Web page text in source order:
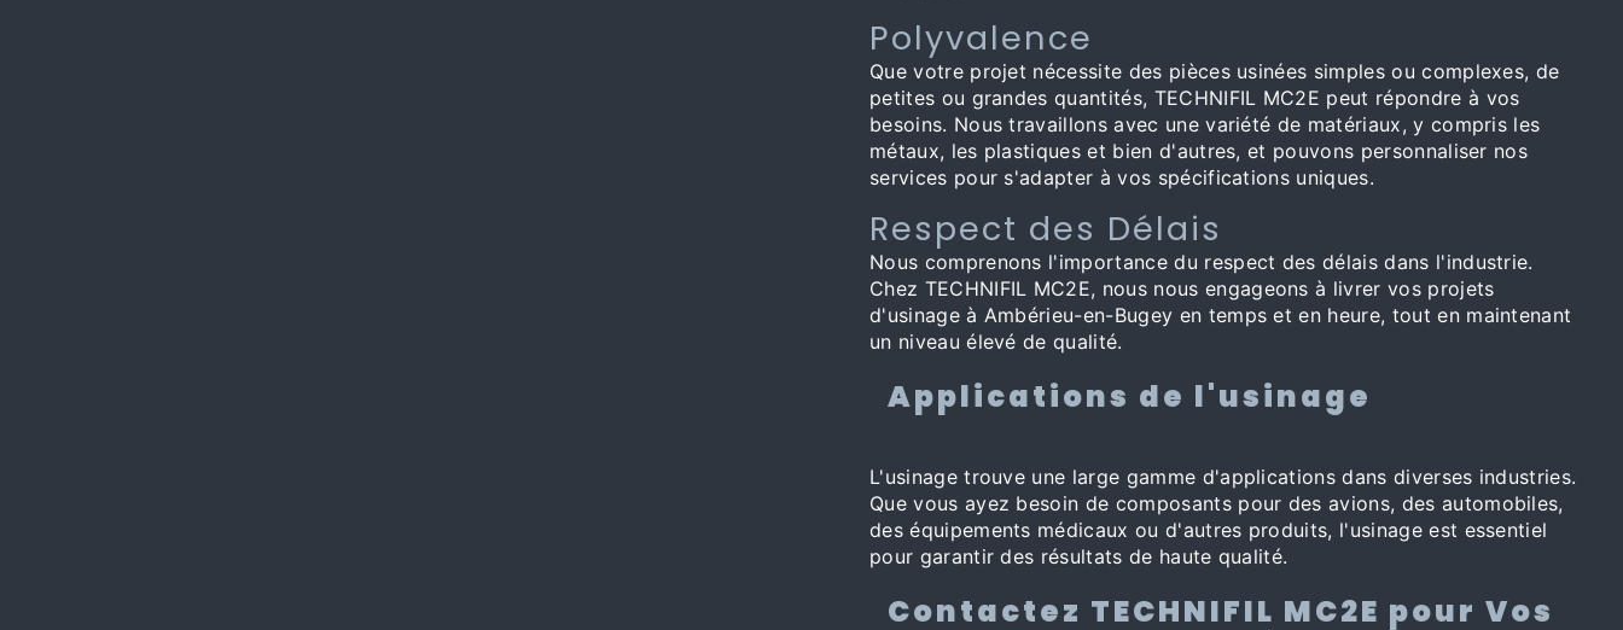
Polyvalence
Que votre projet nécessite des pièces usinées simples ou complexes, de
petites ou grandes quantités, TECHNIFIL MC2E peut répondre à vos
besoins. Nous travaillons avec une variété de matériaux, y compris les
métaux, les plastiques et bien d'autres, et pouvons personnaliser nos
services pour s'adapter à vos spécifications uniques.
Respect des Délais
Nous comprenons l'importance du respect des délais dans l'industrie.
Chez TECHNIFIL MC2E, nous nous engageons à livrer vos projets
d'usinage à Ambérieu-en-Bugey en temps et en heure, tout en maintenant
un niveau élevé de qualité.
Applications de l'usinage
L'usinage trouve une large gamme d'applications dans diverses industries.
Que vous ayez besoin de composants pour des avions, des automobiles,
des équipements médicaux ou d'autres produits, l'usinage est essentiel
pour garantir des résultats de haute qualité.
Contactez TECHNIFIL MC2E pour Vos